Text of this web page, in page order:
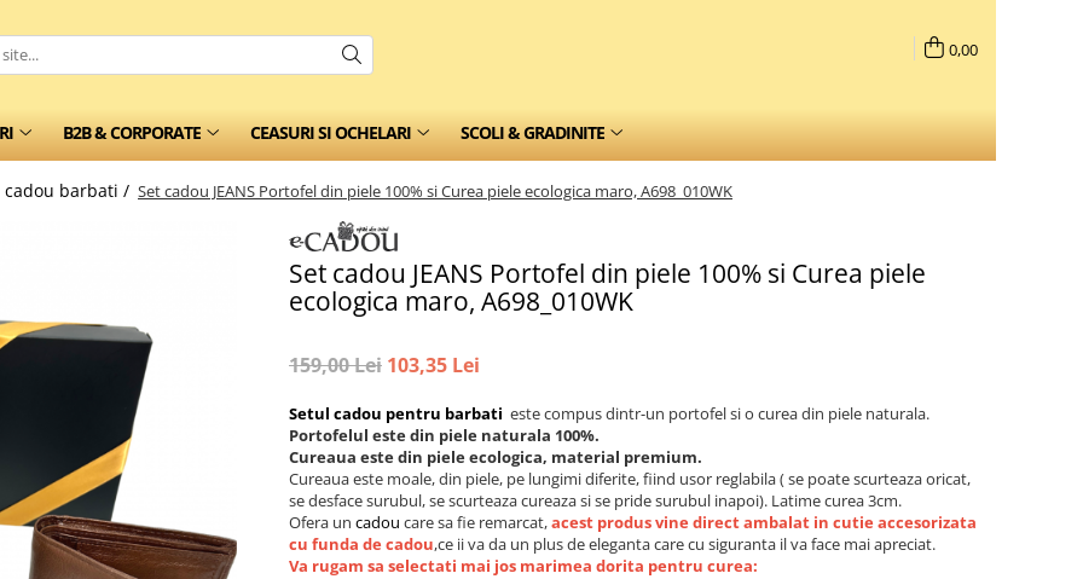
0,00
B2B & CORPORATE CEASURI SI OCHELARI SCOLI & GRADINITE
cadou barbati / Set cadou JEANS Portofel din piele 100% si Curea piele ecologica maro, A698_010WK
Set cadou JEANS Portofel din piele 100% si Curea piele
ecologica maro, A698_010WK
159,00 Lei 103,35 Lei
Setul cadou pentru barbati este compus dintr-un portofel si o curea din piele naturala.
Portofelul este din piele naturala 100%.
Cureaua este din piele ecologica, material premium.
Cureaua este moale, din piele, pe lungimi diferite, fiind usor reglabila ( se poate scurteaza oricat,
se desface surubul, se scurteaza cureaza si se pride surubul inapoi). Latime curea 3cm.
Ofera un cadou care sa fie remarcat,acest produs vine direct ambalat in cutie accesorizata
cu funda de cadou,ce ii va da un plus de eleganta care cu siguranta il va face mai apreciat.
Va rugam sa selectati mai jos marimea dorita pentru curea: